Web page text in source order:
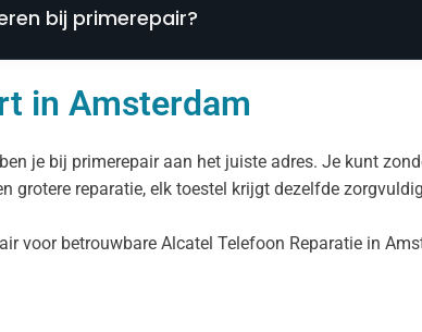
bij primerepair?
in Amsterdam
je bij primerepair aan het juiste adres. Je kunt
grotere reparatie, elk toestel krijgt dezelfde
voor betrouwbare Alcatel Telefoon Reparatie in